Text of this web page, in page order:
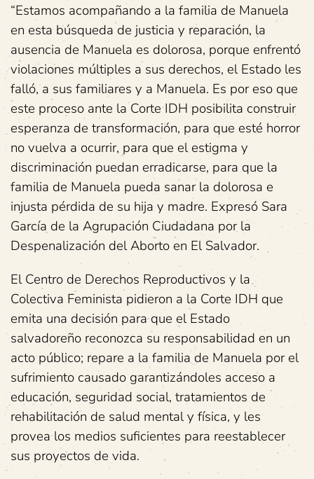
“Estamos acompañando a la familia de Manuela
en esta búsqueda de justicia y reparación, la
ausencia de Manuela es dolorosa, porque enfrentó
violaciones múltiples a sus derechos, el Estado les
falló, a sus familiares y a Manuela. Es por eso que
este proceso ante la Corte IDH posibilita construir
esperanza de transformación, para que esté horror
no vuelva a ocurrir, para que el estigma y
discriminación puedan erradicarse, para que la
familia de Manuela pueda sanar la dolorosa e
injusta pérdida de su hija y madre. Expresó Sara
García de la Agrupación Ciudadana por la
Despenalización del Aborto en El Salvador.
El Centro de Derechos Reproductivos y la
Colectiva Feminista pidieron a la Corte IDH que
emita una decisión para que el Estado
salvadoreño reconozca su responsabilidad en un
acto público; repare a la familia de Manuela por el
sufrimiento causado garantizándoles acceso a
educación, seguridad social, tratamientos de
rehabilitación de salud mental y física, y les
provea los medios suficientes para reestablecer
sus proyectos de vida.